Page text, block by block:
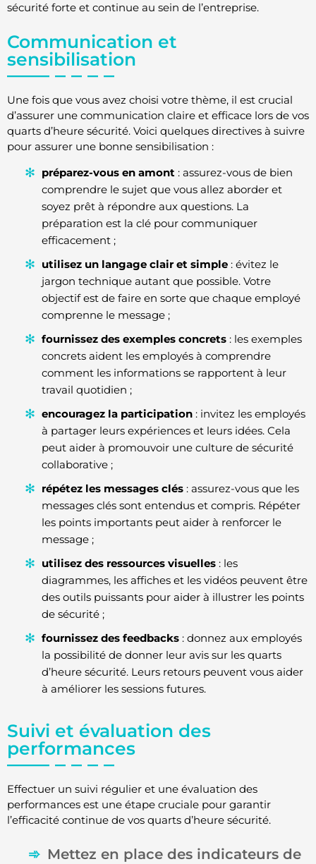
sécurité forte et continue au sein de l’entreprise.
Communication et
sensibilisation
Une fois que vous avez choisi votre thème, il est crucial
d’assurer une communication claire et efficace lors de vos
quarts d’heure sécurité. Voici quelques directives à suivre
pour assurer une bonne sensibilisation :
préparez-vous en amont : assurez-vous de bien
comprendre le sujet que vous allez aborder et
soyez prêt à répondre aux questions. La
préparation est la clé pour communiquer
efficacement ;
utilisez un langage clair et simple : évitez le
jargon technique autant que possible. Votre
objectif est de faire en sorte que chaque employé
comprenne le message ;
fournissez des exemples concrets : les exemples
concrets aident les employés à comprendre
comment les informations se rapportent à leur
travail quotidien ;
encouragez la participation : invitez les employés
à partager leurs expériences et leurs idées. Cela
peut aider à promouvoir une culture de sécurité
collaborative ;
répétez les messages clés : assurez-vous que les
messages clés sont entendus et compris. Répéter
les points importants peut aider à renforcer le
message ;
utilisez des ressources visuelles : les
diagrammes, les affiches et les vidéos peuvent être
des outils puissants pour aider à illustrer les points
de sécurité ;
fournissez des feedbacks : donnez aux employés
la possibilité de donner leur avis sur les quarts
d’heure sécurité. Leurs retours peuvent vous aider
à améliorer les sessions futures.
Suivi et évaluation des
performances
Effectuer un suivi régulier et une évaluation des
performances est une étape cruciale pour garantir
l’efficacité continue de vos quarts d’heure sécurité.
Mettez en place des indicateurs de